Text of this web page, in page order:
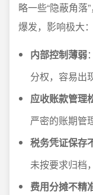
略一些“隐蔽角落
爆发，影响极大：
内部控制薄弱
分权，容易出
应收账款管理
严密的账期管
税务凭证保存
未按要求归档
费用分摊不精